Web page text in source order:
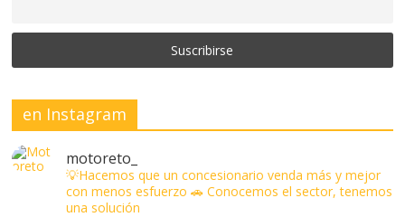
en Instagram
motoreto_
💡Hacemos que un concesionario venda más y mejor
con menos esfuerzo 🚗 Conocemos el sector, tenemos
una solución